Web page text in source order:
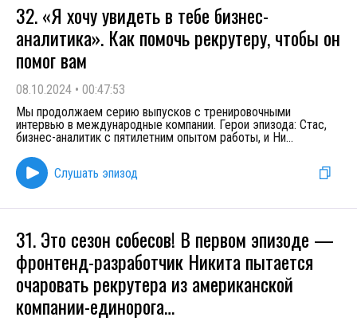
32. «Я хочу увидеть в тебе бизнес-
аналитика». Как помочь рекрутеру, чтобы он
помог вам
08.10.2024 • 00:47:53
Мы продолжаем серию выпусков с тренировочными
интервью в международные компании. Герои эпизода: Стас,
бизнес-аналитик с пятилетним опытом работы, и Ни...
Слушать эпизод
31. Это сезон собесов! В первом эпизоде —
фронтенд-разработчик Никита пытается
очаровать рекрутера из американской
компании-единорога…